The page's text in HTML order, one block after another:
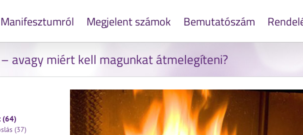
Megjelent számok Bemutatószám
avagy miért kell magunkat átmelegíteni?
(64)
(37)